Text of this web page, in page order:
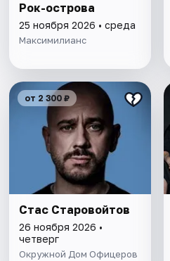
Рок-острова
25 ноября 2026 • среда
Максимилианс
от 2 300 ₽
Стас Старовойтов
26 ноября 2026 •
четверг
Окружной Дом Офицеров